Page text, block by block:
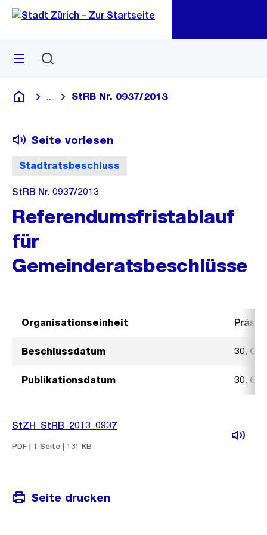
Navigation
Sprunglink
Menü
Deutsch
Blende alle Breadcrumbs ein
StRB Nr. 0937/2013
Stadtratsbeschluss
Seite vorlesen
StRB Nr. 0937/2013
Referendumsfristablauf
für
Gemeinderatsbeschlüsse
Organisationseinheit
Beschlussdatum 30.
Publikationsdatum 30.
StZH_StRB_2013_0937
PDF | 1 Seite | 131 KB
Seite drucken